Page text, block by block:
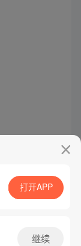
打开APP
继续
5